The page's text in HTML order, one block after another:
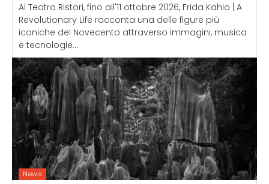
Al Teatro Ristori, fino all'11 ottobre 2026, Frida Kahlo | A
Revolutionary Life racconta una delle figure più
iconiche del Novecento attraverso immagini, musica
e tecnologie...
News